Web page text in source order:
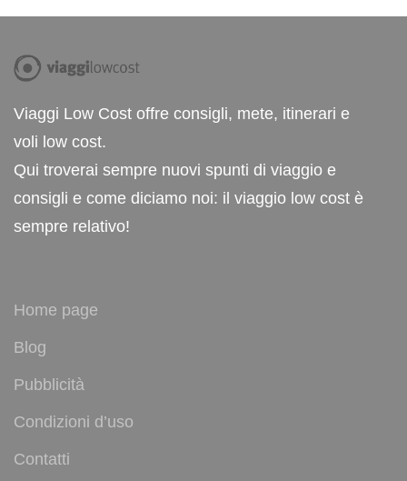
Viaggi Low Cost offre consigli, mete, itinerari e
voli low cost.
Qui troverai sempre nuovi spunti di viaggio e
consigli e come diciamo noi: il viaggio low cost è
sempre relativo!
Home page
Blog
Pubblicità
Condizioni d’uso
Contatti